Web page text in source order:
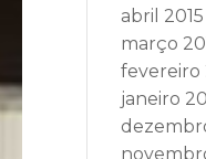
abril 2015
março
fevereiro
janeiro